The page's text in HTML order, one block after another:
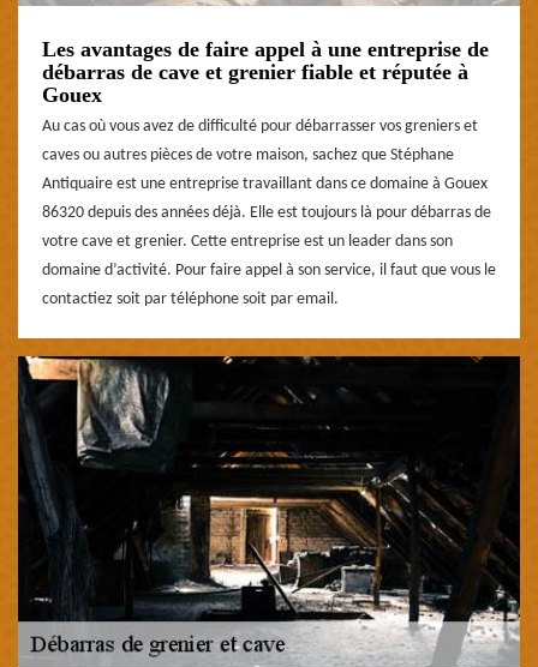
Les avantages de faire appel à une entreprise de
débarras de cave et grenier fiable et réputée à
Gouex
Au cas où vous avez de difficulté pour débarrasser vos greniers et
caves ou autres pièces de votre maison, sachez que Stéphane
Antiquaire est une entreprise travaillant dans ce domaine à Gouex
86320 depuis des années déjà. Elle est toujours là pour débarras de
votre cave et grenier. Cette entreprise est un leader dans son
domaine d’activité. Pour faire appel à son service, il faut que vous le
contactiez soit par téléphone soit par email.